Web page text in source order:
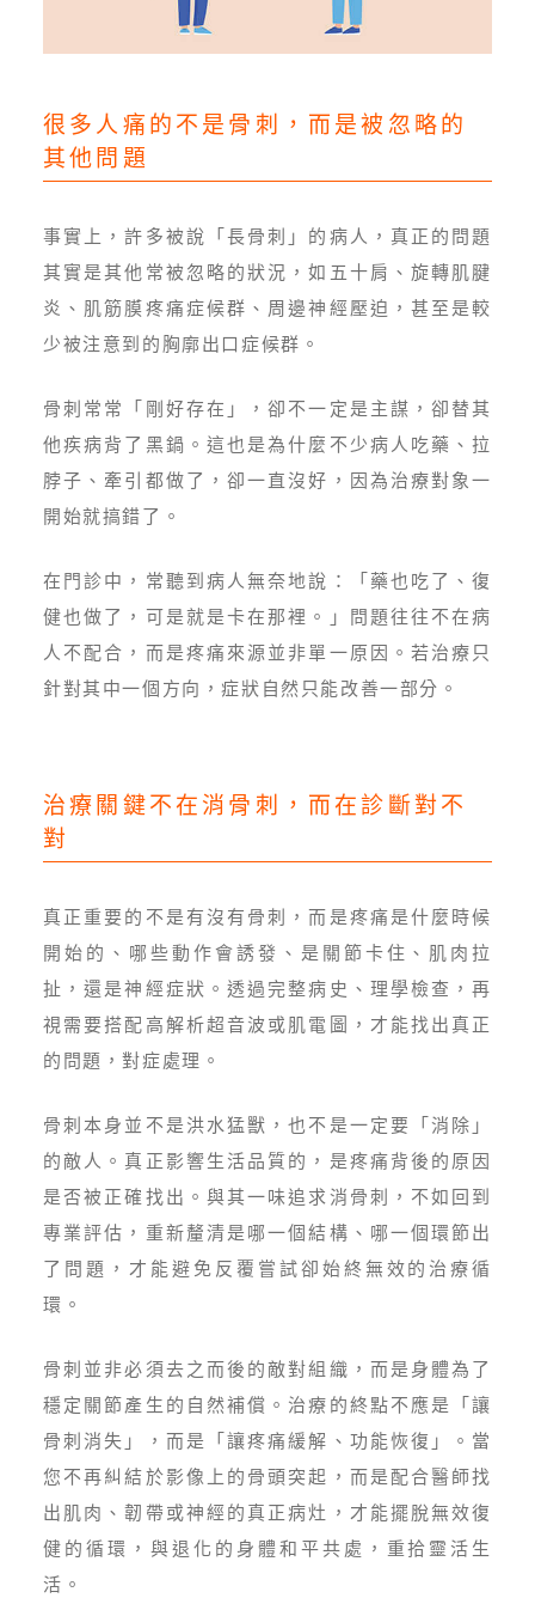
很多人痛的不是骨刺，而是被忽略的
其他問題
事實上，許多被說「長骨刺」的病人，真正的問題
其實是其他常被忽略的狀況，如五十肩、旋轉肌腱
炎、肌筋膜疼痛症候群、周邊神經壓迫，甚至是較
少被注意到的胸廓出口症候群。
骨刺常常「剛好存在」，卻不一定是主謀，卻替其
他疾病背了黑鍋。這也是為什麼不少病人吃藥、拉
脖子、牽引都做了，卻一直沒好，因為治療對象一
開始就搞錯了。
在門診中，常聽到病人無奈地說：「藥也吃了、復
健也做了，可是就是卡在那裡。」問題往往不在病
人不配合，而是疼痛來源並非單一原因。若治療只
針對其中一個方向，症狀自然只能改善一部分。
治療關鍵不在消骨刺，而在診斷對不
對
真正重要的不是有沒有骨刺，而是疼痛是什麼時候
開始的、哪些動作會誘發、是關節卡住、肌肉拉
扯，還是神經症狀。透過完整病史、理學檢查，再
視需要搭配高解析超音波或肌電圖，才能找出真正
的問題，對症處理。
骨刺本身並不是洪水猛獸，也不是一定要「消除」
的敵人。真正影響生活品質的，是疼痛背後的原因
是否被正確找出。與其一味追求消骨刺，不如回到
專業評估，重新釐清是哪一個結構、哪一個環節出
了問題，才能避免反覆嘗試卻始終無效的治療循
環。
骨刺並非必須去之而後的敵對組織，而是身體為了
穩定關節產生的自然補償。治療的終點不應是「讓
骨刺消失」，而是「讓疼痛緩解、功能恢復」。當
您不再糾結於影像上的骨頭突起，而是配合醫師找
出肌肉、韌帶或神經的真正病灶，才能擺脫無效復
健的循環，與退化的身體和平共處，重拾靈活生
活。